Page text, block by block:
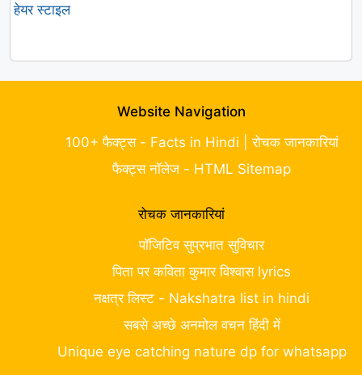
हेयर स्टाइल
Website Navigation
100+ फैक्ट्स - Facts in Hindi | रोचक जानकारियां
फैक्ट्स नॉलेज - HTML Sitemap
रोचक जानकारियां
पॉजिटिव सुप्रभात सुविचार
पिता पर कविता कुमार विश्वास lyrics
नक्षत्र लिस्ट - Nakshatra list in hindi
सबसे अच्छे अनमोल वचन हिंदी में
Unique eye catching nature dp for whatsapp